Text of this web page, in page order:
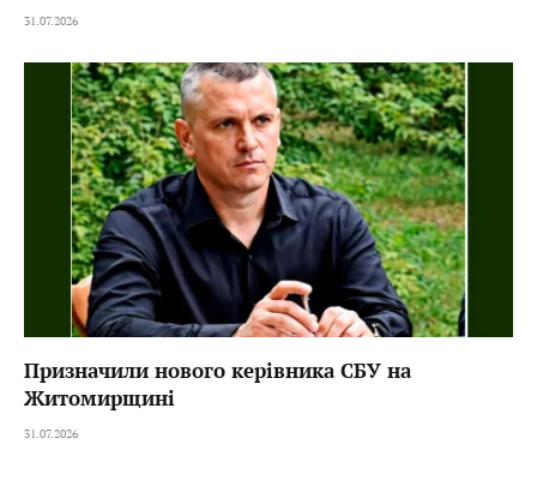
31.07.2026
Призначили нового керівника СБУ на
Житомирщині
31.07.2026